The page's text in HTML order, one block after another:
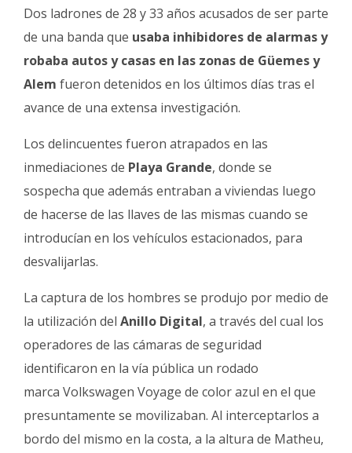
Fúnebres
Dos ladrones de 28 y 33 años acusados de ser parte
de una banda que usaba inhibidores de alarmas y
robaba autos y casas en las zonas de Güemes y
Alem fueron detenidos en los últimos días tras el
avance de una extensa investigación.
Los delincuentes fueron atrapados en las
inmediaciones de Playa Grande, donde se
sospecha que además entraban a viviendas luego
de hacerse de las llaves de las mismas cuando se
introducían en los vehículos estacionados, para
desvalijarlas.
La captura de los hombres se produjo por medio de
la utilización del Anillo Digital, a través del cual los
operadores de las cámaras de seguridad
identificaron en la vía pública un rodado
marca Volkswagen Voyage de color azul en el que
presuntamente se movilizaban. Al interceptarlos a
bordo del mismo en la costa, a la altura de Matheu,